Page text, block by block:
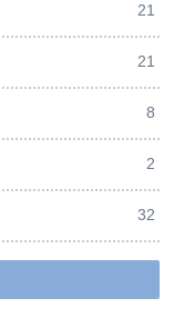
21
21
8
2
32